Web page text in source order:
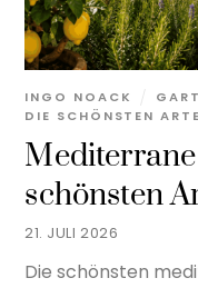
21. JULI 2026
schönsten
INGO NOACK
DIE SCHÖNSTEN
Die schönsten